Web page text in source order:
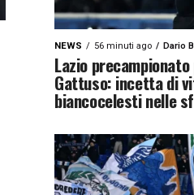
NEWS 56 minuti ago Dario
Lazio
Gattuso: incetta di
biancocelesti nelle